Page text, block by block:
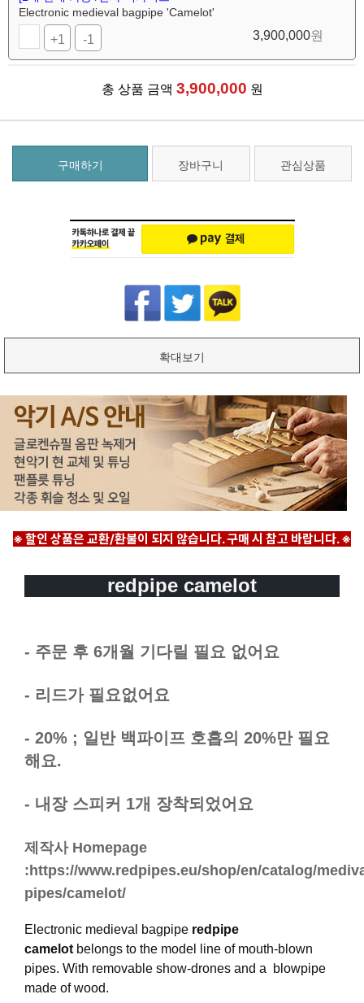
Electronic medieval bagpipe 'Camelot'
+1 -1 3,900,000원
총 상품 금액 3,900,000 원
구매하기 장바구니 관심상품
확대보기
※ 할인 상품은 교환/환불이 되지 않습니다. 구매 시 참고 바랍니다. ※
redpipe camelot
- 주문 후 6개월 기다릴 필요 없어요
- 리드가 필요없어요
- 20% ; 일반 백파이프 호흡의 20%만 필요
해요.
- 내장 스피커 1개 장착되었어요
제작사 Homepage
:https://www.redpipes.eu/shop/en/catalog/
pipes/camelot/
Electronic medieval bagpipe redpipe
camelot belongs to the model line of mouth-blown
pipes. With removable show-drones and a blowpipe
made of wood.